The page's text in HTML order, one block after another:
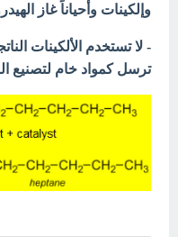
وإلكينات وأحياناً غاز
- لا تستخدم الألكينات
ترسل كمواد خام لتصنيع